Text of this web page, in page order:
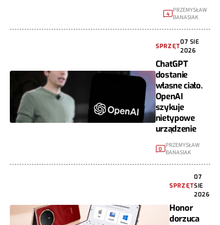
4
PRZEMYSŁAW
BANASIAK
SPRZĘT
07 SIE
2026
ChatGPT
dostanie
własne ciało.
OpenAI
szykuje
nietypowe
urządzenie
0 PRZEMYSŁAW
BANASIAK
SPRZĘT
07
SIE
2026
Honor
dorzuca